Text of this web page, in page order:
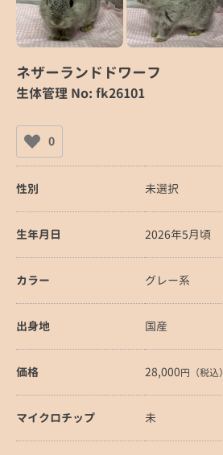
ネザーランドドワーフ
生体管理 No: fk26101
0
性別 未選択
生年月日 2026年5月頃
カラー グレー系
出身地 国産
価格 28,000円（税込）
マイクロチップ 未